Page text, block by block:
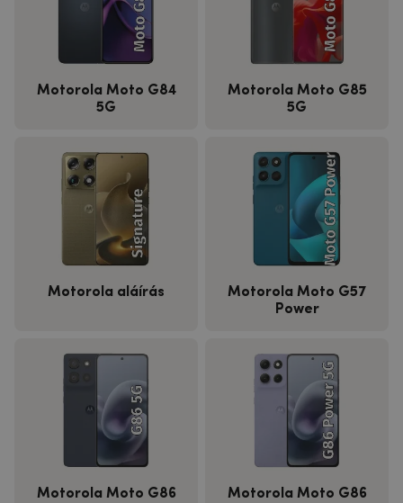
Motorola Moto G84
5G
Motorola Moto G85
5G
Motorola aláírás
Motorola Moto G57
Power
Motorola Moto G86
Motorola Moto G86